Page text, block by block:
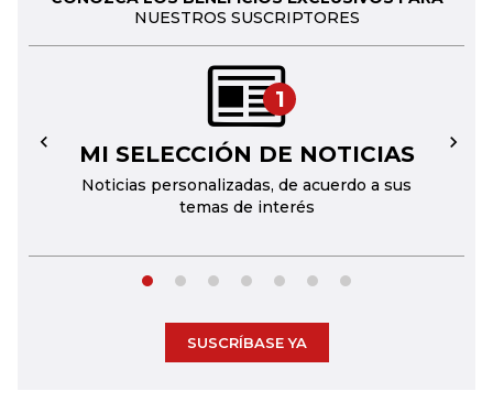
NUESTROS SUSCRIPTORES
1
MI SELECCIÓN DE NOTICIAS
Noticias personalizadas, de acuerdo a sus
temas de interés
← →
SUSCRÍBASE YA